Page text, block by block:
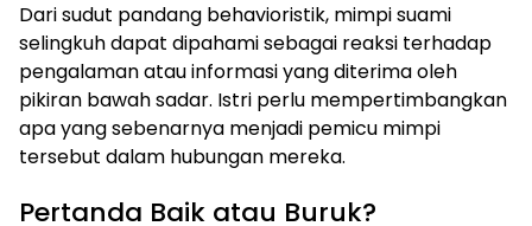
Dari sudut pandang behavioristik, mimpi suami
selingkuh dapat dipahami sebagai reaksi terhadap
pengalaman atau informasi yang diterima oleh
pikiran bawah sadar. Istri perlu mempertimbangkan
apa yang sebenarnya menjadi pemicu mimpi
tersebut dalam hubungan mereka.
Pertanda Baik atau Buruk?